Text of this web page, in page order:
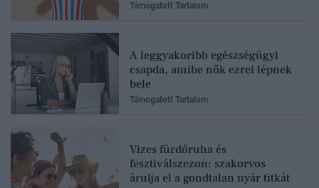
Támogatott Tartalom
A leggyakoribb egészségügyi
csapda, amibe nők ezrei lépnek
bele
Támogatott Tartalom
Vizes fürdőruha és
fesztiválszezon: szakorvos
árulja el a gondtalan nyár titkát